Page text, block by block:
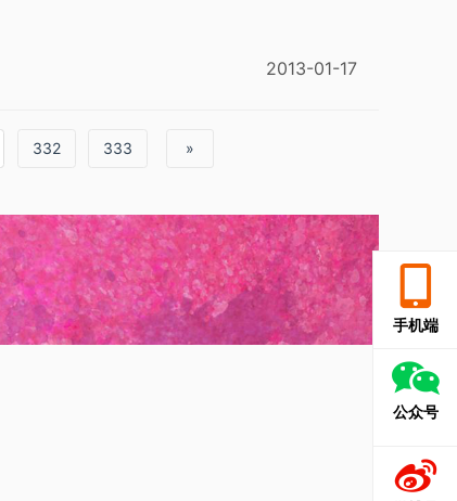
2013-01-17
332 333 »
手机端
公众号